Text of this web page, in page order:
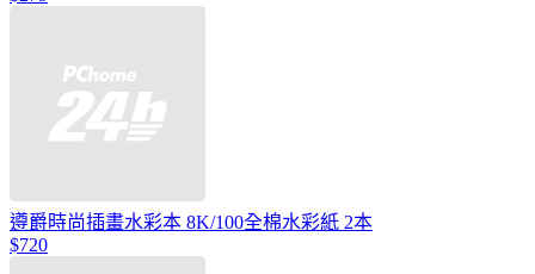
遵爵時尚插畫水彩本 8K/100全棉水彩紙 2本
$720